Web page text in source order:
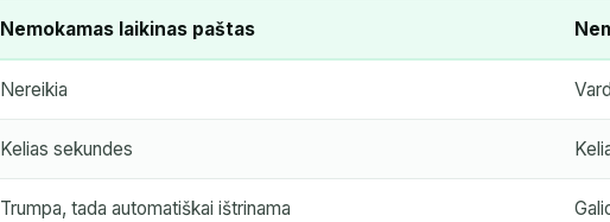
Laukiama atvykstančių el. laiškų...
Nemokamas laikinas paštas
Nereikia
Kelias sekundes
Trumpa, tada automatiškai ištrinama